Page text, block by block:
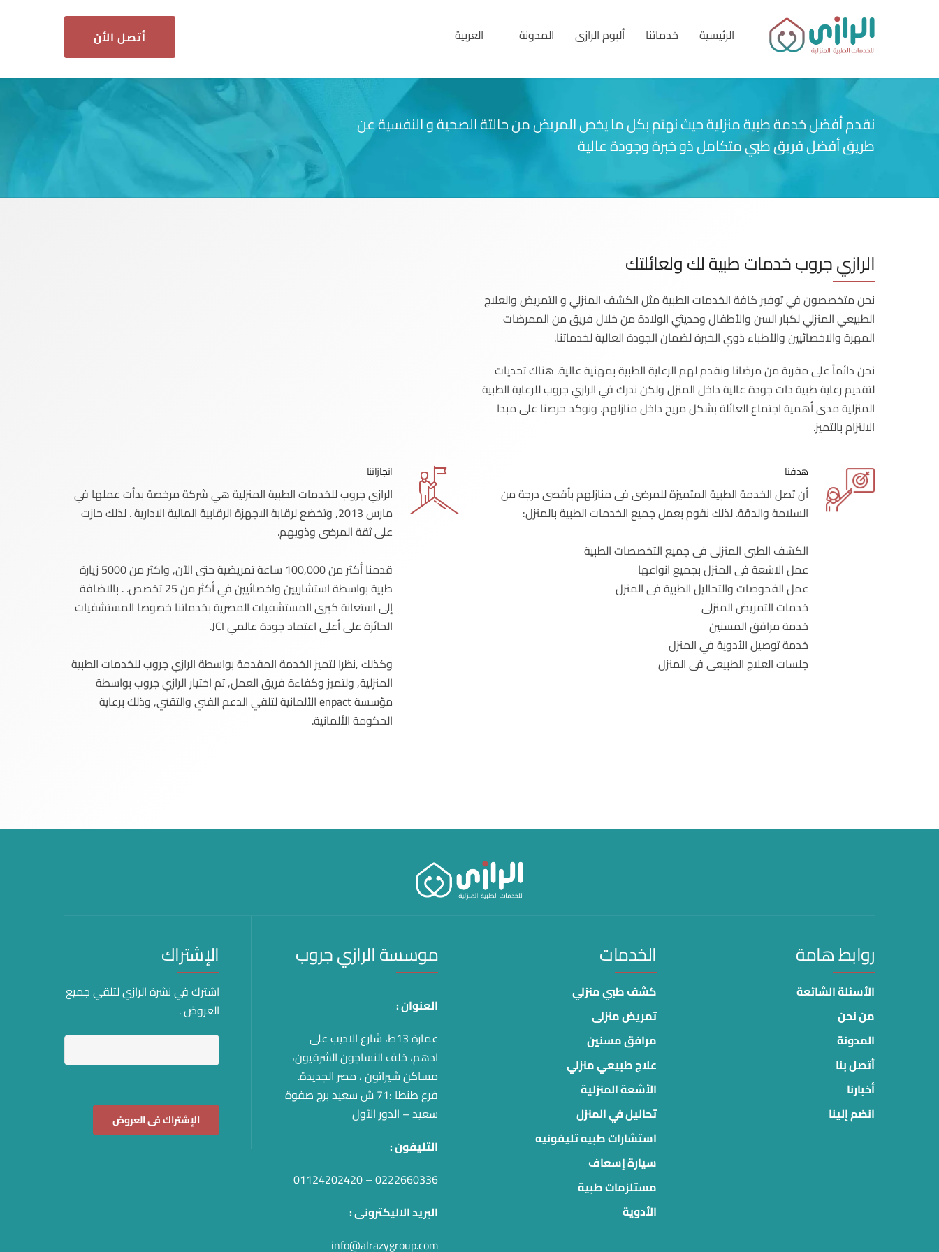
أتصل الأن الرئيسية خدماتنا ألبوم الرازى المدونة
العربية
English
نقدم أفضل خدمة طبية منزلية حيث نهتم بكل ما يخص المريض من حالتة الصحية و النفسية عن
طريق أفضل فريق طبي متكامل ذو خبرة وجودة عالية
الرازي جروب خدمات طبية لك ولعائلتك
نحن متخصصون في توفير كافة الخدمات الطبية مثل الكشف المنزلي و التمريض والعلاج
الطبيعي المنزلي لكبار السن والأطفال وحديثي الولادة من خلال فريق من الممرضات
المهرة والاخصائيين والأطباء ذوي الخبرة لضمان الجودة العالية لخدماتنا.
نحن دائماً على مقربة من مرضانا ونقدم لهم الرعاية الطبية بمهنية عالية. هناك تحديات
لتقديم رعاية طبية ذات جودة عالية داخل المنزل ولكن ندرك في الرازي جروب للرعاية الطبية
المنزلية مدى أهمية اجتماع العائلة بشكل مريح داخل منازلهم. ونوكد حرصنا على مبدا
الالتزام بالتميز.
هدفنا
أن تصل الخدمة الطبية المتميزة للمرضى فى منازلهم بأقصى درجة من
السلامة والدقة. لذلك نقوم بعمل جميع الخدمات الطبية بالمنزل:
الكشف الطبى المنزلى فى جميع التخصصات الطبية
عمل الاشعة فى المنزل بجميع انواعها
عمل الفحوصات والتحاليل الطبية فى المنزل
خدمات التمريض المنزلى
خدمة مرافق المسنين
خدمة توصيل الأدوية في المنزل
جلسات العلاج الطبيعى فى المنزل
انجازاتنا
الرازي جروب للخدمات الطبية المنزلية هي شركة مرخصة بدأت عملها في
مارس 2013, وتخضع لرقابة الاجهزة الرقابية المالية الادارية . لذلك حازت
على ثقة المرضى وذويهم.
قدمنا أكثر من 100,000 ساعة تمريضية حتى الآن, واكثر من 5000 زيارة
طبية بواسطة استشاريين واخصائيين في أكثر من 25 تخصص. . بالاضافة
إلى استعانة كبرى المستشفيات المصرية بخدماتنا خصوصا المستشفيات
الحائزة على أعلى اعتماد جودة عالمي JCI.
وكذلك ,نظرا لتميز الخدمة المقدمة بواسطة الرازي جروب للخدمات الطبية
المنزلية, ولتميز وكفاءة فريق العمل, تم اختيار الرازي جروب بواسطة
مؤسسة enpact الألمانية لتلقي الدعم الفني والتقني, وذلك برعاية
الحكومة الألمانية.
روابط هامة
الأسئلة الشائعة
من نحن
المدونة
أتصل بنا
أخبارنا
انضم إلينا
الخدمات
كشف طبي منزلي
تمريض منزلى
مرافق مسنين
علاج طبيعي منزلي
الأشعة المنزلية
تحاليل في المنزل
استشارات طبيه تليفونيه
سيارة إسعاف
مستلزمات طبية
الأدوية
موسسة الرازي جروب
العنوان :
عمارة 13ط، شارع الاديب على
ادهم، خلف النساجون الشرقيون،
مساكن شيراتون ، مصر الجديدة.
فرع طنطا :71 ش سعيد برج صفوة
سعيد – الدور الآول
التليفون :
0222660336 – 01124202420
البريد الاليكترونى :
info@alrazygroup.com
الإشتراك
اشترك في نشرة الرازي لتلقي جميع
العروض .